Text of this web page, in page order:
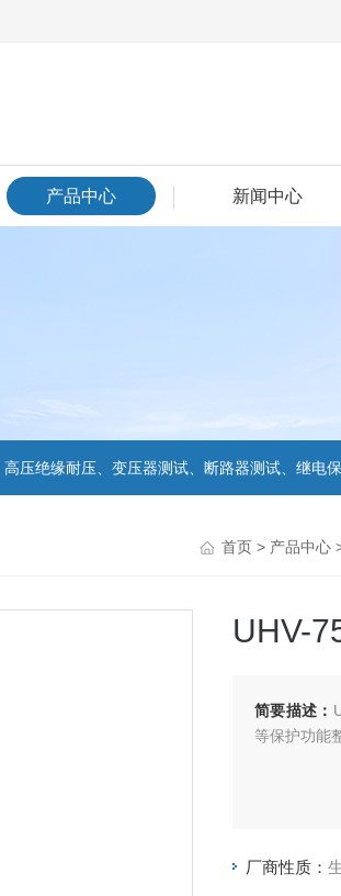
产品中心 新闻中心
压绝缘耐压、变压器测试、断路器测试、继电
首页 > 产品中心
UHV-
简要描述：
等保护功能
厂商性质：